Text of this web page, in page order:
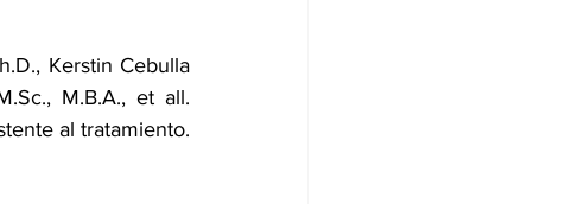
Kerstin Cebulla
M.B.A., et all.
al tratamiento.